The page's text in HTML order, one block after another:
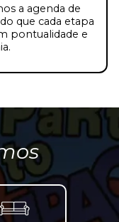
a agenda de
que cada etapa
pontualidade e